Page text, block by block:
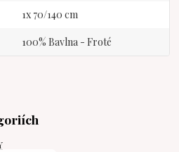
1x 70/140 cm
100% Bavlna - Froté